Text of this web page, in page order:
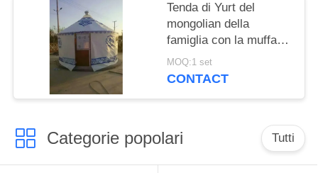
Tenda di Yurt del
mongolian della
famiglia con la muffa -
struttura di
consolidamento della
MOQ:1 set
CONTACT
Categorie popolari Tutti